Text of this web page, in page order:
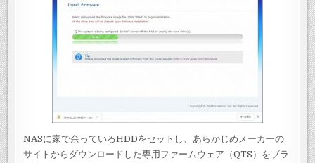
NASに家で余っているHDDをセットし、あらかじめメーカーの
サイトからダウンロードした専用ファームウェア（QTS）をブラ